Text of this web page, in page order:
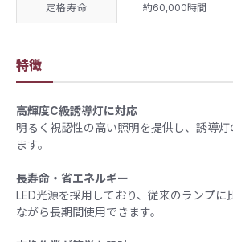
定格寿命 約60,000時間
特徴
高輝度C級誘導灯に対応
明るく視認性の高い照明を提供し、誘導
ます。
長寿命・省エネルギー
LED光源を採用しており、従来のランプに
ながら長期間使用できます。